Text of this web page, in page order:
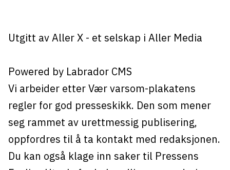
Utgitt av Aller X- et selskap i Aller Media
Powered by Labrador CMS
Vi arbeider etter Vær varsom-plakatens
regler for god presseskikk. Den som mener
seg rammet av urettmessig publisering,
oppfordres til å ta kontakt med redaksjonen.
Du kan også klage inn saker til Pressens